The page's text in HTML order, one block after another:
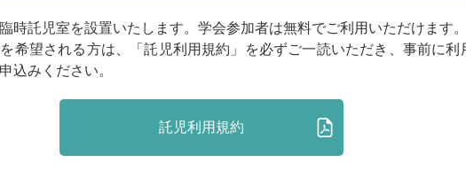
時託児室を設置いたします。学会参加者は無料でご利用いただけます。
希望される方は、「託児利用規約」を必ずご一読いただき、事前に利
込みください。
託児利用規約